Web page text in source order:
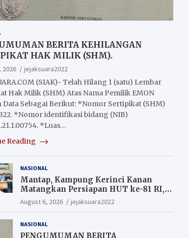
BERITA KEHILANGAN
HAK MILIK (SHM).
2026
jejaksuara2022
(SIAK)- Telah Hilang 1 (satu) Lembar
Hak Milik (SHM) Atas Nama Pemilik EMON
Data Sebagai Berikut: *Nomor Sertipikat (SHM)
*Nomor identifikasi bidang (NIB)
*Luas…
Reading
NASIONAL
Mantap, Kampung Kerinci Kanan
Matangkan Persiapan HUT ke-81 RI,
Warga yang ikut Upacara
Berkesempatan Raih Hadiah
August 6, 2026 jejaksuara2022
NASIONAL
PENGUMUMAN BERITA